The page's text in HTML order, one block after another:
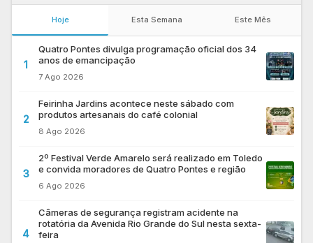
Hoje Esta Semana Este Mês
1
Quatro Pontes divulga programação oficial dos 34
anos de emancipação
7 Ago 2026
2
Feirinha Jardins acontece neste sábado com
produtos artesanais do café colonial
8 Ago 2026
3
2º Festival Verde Amarelo será realizado em Toledo
e convida moradores de Quatro Pontes e região
6 Ago 2026
4
Câmeras de segurança registram acidente na
rotatória da Avenida Rio Grande do Sul nesta sexta-
feira